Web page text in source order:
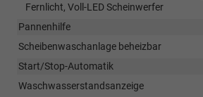
Fernlicht, Voll-LED Scheinwerfer
Pannenhilfe
Scheibenwaschanlage beheizbar
Start/Stop-Automatik
Waschwasserstandsanzeige